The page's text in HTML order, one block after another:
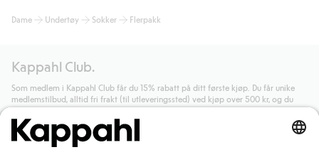
automatisk etter at du har logget inn og er identifisert som
hjemlevering med Helthjem koster 49 NOK og 99 NOK for
hjemlevering med Bring uansett hvor mye du handler for.
Les mer
og andre betalingsmåter.
generelle vilkår.Les mer om Klarnas betalingsvilkår
lenke).
Les mer
Dame Undertøy Sokker Flerpakk
Kappahl Club.
Som medlem i Kappahl Club får du 15% rabatt på ditt første kjøp. Du får unike
medlemstilbud, alltid fri frakt (til utleveringssted) ved kjøp over 500 kr, og du
samler poeng på alle dine kjøp og aktiviteter.
Bli medlem